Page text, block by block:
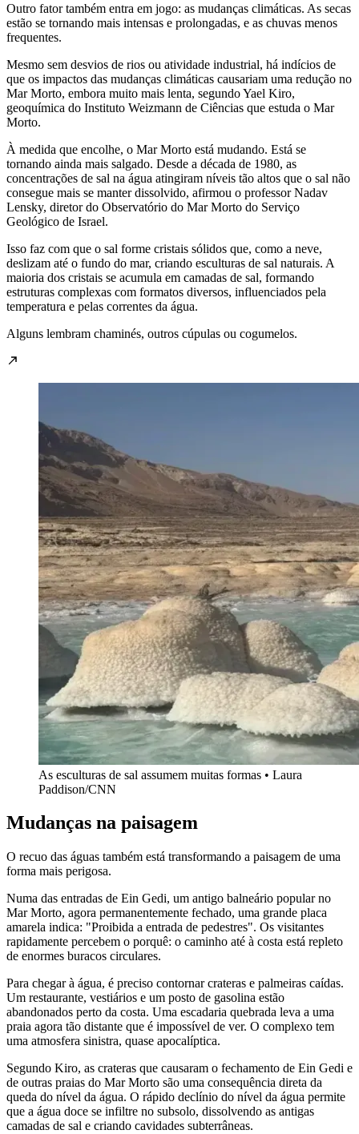
Outro fator também entra em jogo: as mudanças climáticas. As secas
estão se tornando mais intensas e prolongadas, e as chuvas menos
frequentes.
Mesmo sem desvios de rios ou atividade industrial, há indícios de
que os impactos das mudanças climáticas causariam uma redução no
Mar Morto, embora muito mais lenta, segundo Yael Kiro,
geoquímica do Instituto Weizmann de Ciências que estuda o Mar
Morto.
À medida que encolhe, o Mar Morto está mudando. Está se
tornando ainda mais salgado. Desde a década de 1980, as
concentrações de sal na água atingiram níveis tão altos que o sal não
consegue mais se manter dissolvido, afirmou o professor Nadav
Lensky, diretor do Observatório do Mar Morto do Serviço
Geológico de Israel.
Isso faz com que o sal forme cristais sólidos que, como a neve,
deslizam até o fundo do mar, criando esculturas de sal naturais. A
maioria dos cristais se acumula em camadas de sal, formando
estruturas complexas com formatos diversos, influenciados pela
temperatura e pelas correntes da água.
Alguns lembram chaminés, outros cúpulas ou cogumelos.
As esculturas de sal assumem muitas formas • Laura
Paddison/CNN
Mudanças na paisagem
O recuo das águas também está transformando a paisagem de uma
forma mais perigosa.
Numa das entradas de Ein Gedi, um antigo balneário popular no
Mar Morto, agora permanentemente fechado, uma grande placa
amarela indica: "Proibida a entrada de pedestres". Os visitantes
rapidamente percebem o porquê: o caminho até à costa está repleto
de enormes buracos circulares.
Para chegar à água, é preciso contornar crateras e palmeiras caídas.
Um restaurante, vestiários e um posto de gasolina estão
abandonados perto da costa. Uma escadaria quebrada leva a uma
praia agora tão distante que é impossível de ver. O complexo tem
uma atmosfera sinistra, quase apocalíptica.
Segundo Kiro, as crateras que causaram o fechamento de Ein Gedi e
de outras praias do Mar Morto são uma consequência direta da
queda do nível da água. O rápido declínio do nível da água permite
que a água doce se infiltre no subsolo, dissolvendo as antigas
camadas de sal e criando cavidades subterrâneas.